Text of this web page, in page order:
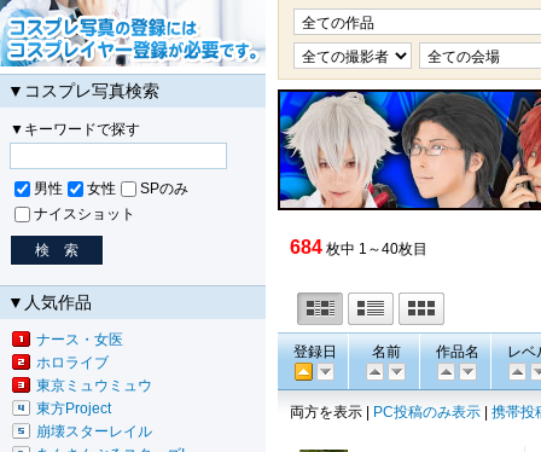
▼コスプレ写真検索
▼キーワードで探す
男性 女性
SPのみ
ナイスショット
▼人気作品
ナース・女医
ホロライブ
東京ミュウミュウ
東方Project
崩壊スターレイル
684 枚中 1～40枚目
登録日 名前 作品名 レベ
両方を表示 | PC投稿のみ表示 携帯投